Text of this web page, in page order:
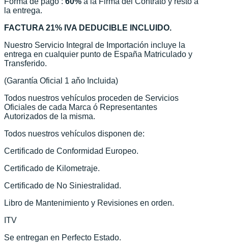
la entrega.
FACTURA 21% IVA DEDUCIBLE INCLUIDO.
Nuestro Servicio Integral de Importación incluye la
entrega en cualquier punto de España Matriculado y
Transferido.
(Garantía Oficial 1 aňo Incluida)
Todos nuestros vehículos proceden de Servicios
Oficiales de cada Marca ó Representantes
Autorizados de la misma.
Todos nuestros vehículos disponen de:
Certificado de Conformidad Europeo.
Certificado de Kilometraje.
Certificado de No Siniestralidad.
Libro de Mantenimiento y Revisiones en orden.
ITV
Se entregan en Perfecto Estado.